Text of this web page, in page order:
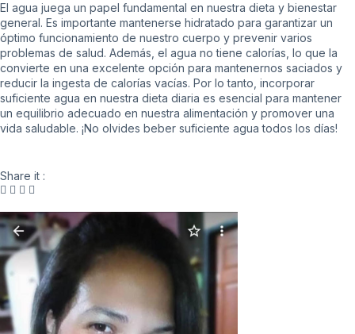
El agua juega un papel fundamental en nuestra dieta y bienestar
general. Es importante mantenerse hidratado para garantizar un
óptimo funcionamiento de nuestro cuerpo y prevenir varios
problemas de salud. Además, el agua no tiene calorías, lo que la
convierte en una excelente opción para mantenernos saciados y
reducir la ingesta de calorías vacías. Por lo tanto, incorporar
suficiente agua en nuestra dieta diaria es esencial para mantener
un equilibrio adecuado en nuestra alimentación y promover una
vida saludable. ¡No olvides beber suficiente agua todos los días!
Share it :